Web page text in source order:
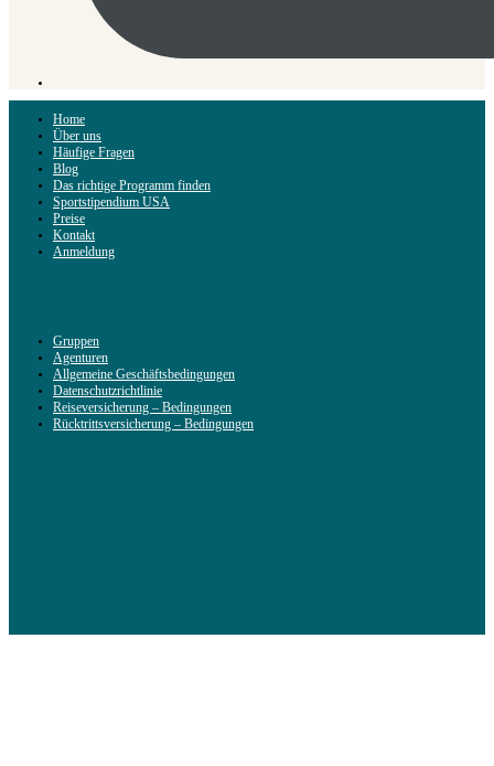
Home
Über uns
Häufige Fragen
Blog
Das richtige Programm finden
Sportstipendium USA
Preise
Kontakt
Anmeldung
Gruppen
Agenturen
Allgemeine Geschäftsbedingungen
Datenschutzrichtlinie
Reiseversicherung – Bedingungen
Rücktrittsversicherung – Bedingungen